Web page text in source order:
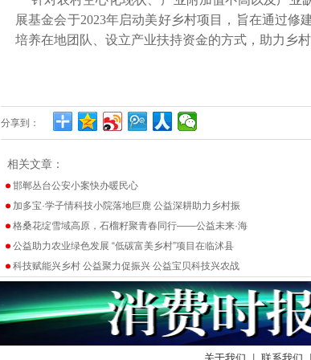
展基金会于2023年启动美好乡村项目，旨在通过修
培养在地团队、设立产业扶持资金的方式，助力乡村
分享到：
相关文章：
邯郸丛台公安小案快办暖民心
加多宝·学子情科技小院落地巨鹿 公益深耕助力乡村振
格桑花绽雪域高原，石榴籽聚青春同行——公益未来·海
公益助力农业绿色发展 “低碳富美乡村”项目在临沭县
科技赋能兴乡村 公益聚力促振兴 公益宝贝科技兴农战